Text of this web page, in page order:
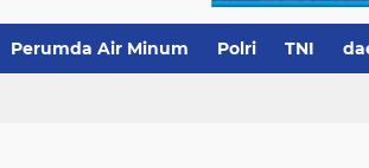
Perumda Air Minum Polri TNI